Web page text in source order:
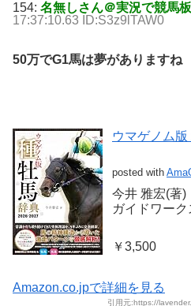
154: 名無しさん＠実況で競馬
17:37:10.63 ID:S3z9lTAW0
50万でG1馬は夢がありますね
ウマゲノム
posted with
今井 雅宏(著)
ガイドワー
￥3,500
Amazon.co.jpで詳細を見る
引用元:https://